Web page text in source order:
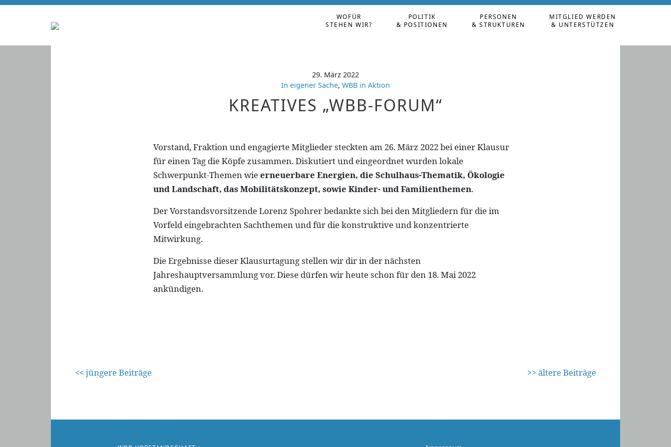
WOFÜR
STEHEN WIR?
POLITIK
& POSITIONEN
PERSONEN
& STRUKTUREN
MITGLIED WERDEN
& UNTERSTÜTZEN
29. März 2022
In eigener Sache, WBB in Aktion
KREATIVES „WBB-FORUM“
Vorstand, Fraktion und engagierte Mitglieder steckten am 26. März 2022 bei einer Klausur
für einen Tag die Köpfe zusammen. Diskutiert und eingeordnet wurden lokale
Schwerpunkt-Themen wieerneuerbare Energien, die Schulhaus-Thematik, Ökologie
und Landschaft, das Mobilitätskonzept, sowie Kinder- und Familienthemen.
Der Vorstandsvorsitzende Lorenz Spohrer bedankte sich bei den Mitgliedern für die im
Vorfeld eingebrachten Sachthemen und für die konstruktive und konzentrierte
Mitwirkung.
Die Ergebnisse dieser Klausurtagung stellen wir dir in der nächsten
Jahreshauptversammlung vor. Diese dürfen wir heute schon für den 18. Mai 2022
ankündigen.
<< jüngere Beiträge >> ältere Beiträge